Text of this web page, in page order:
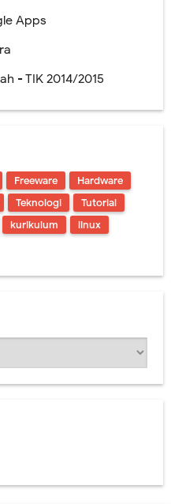
Apps
- TIK 2014/2015
Freeware
Hardware
Teknologi
Tutorial
kurikulum
linux